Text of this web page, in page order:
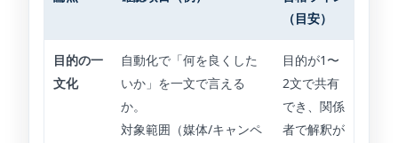
（目安）
目的の一
文化
自動化で「何を良くした
いか」を一文で言える
か。
対象範囲（媒体/キャンペ
目的が1〜
2文で共有
でき、関係
者で解釈が